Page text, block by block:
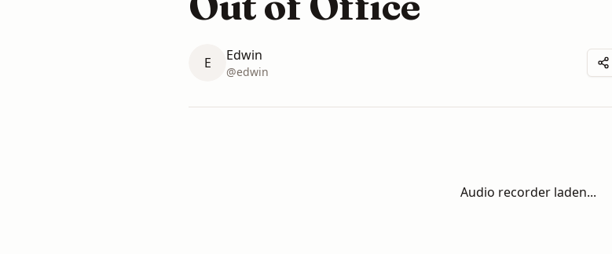
E Edwin
@edwin
Audio recorder laden...